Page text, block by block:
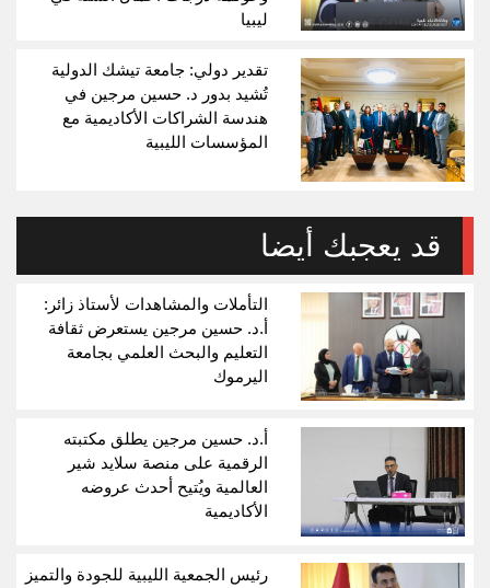
ليبيا
تقدير دولي: جامعة تيشك الدولية
تُشيد بدور د. حسين مرجين في
هندسة الشراكات الأكاديمية مع
المؤسسات الليبية
قد يعجبك أيضا
التأملات والمشاهدات لأستاذ زائر:
أ.د. حسين مرجين يستعرض ثقافة
التعليم والبحث العلمي بجامعة
اليرموك
أ.د. حسين مرجين يطلق مكتبته
الرقمية على منصة سلايد شير
العالمية ويُتيح أحدث عروضه
الأكاديمية
رئيس الجمعية الليبية للجودة والتميز